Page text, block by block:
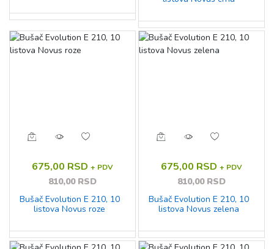
675,00 RSD + PDV
810,00 RSD
Bušač Evolution E 210, 10
listova Novus roze
675,00 RSD + PDV
810,00 RSD
Bušač Evolution E 210, 10
listova Novus zelena